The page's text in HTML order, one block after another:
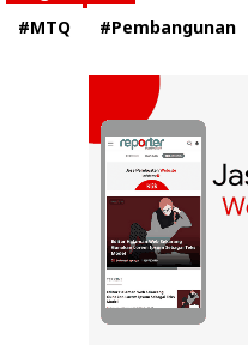
#MTQ
#Pembangunan